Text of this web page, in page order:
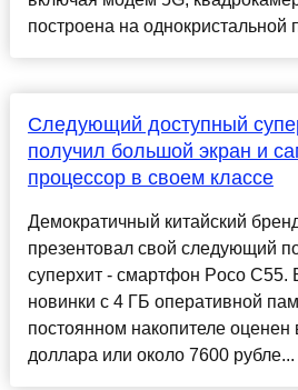
построена на однокристальной
Следующий доступный
получил большой экран и
процессор в своем классе
Демократичный китайский
презентовал свой следующий
суперхит - смартфон Poco C55.
новинки с 4 ГБ оперативной
постоянном накопителе оценен
доллара или около 7600 рубле...